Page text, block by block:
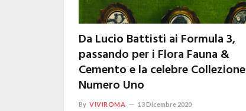
Da Lucio Battisti ai Formula 3,
passando per i Flora Fauna &
Cemento e la celebre Collezione
Numero Uno
By VIVIROMA 13 Dicembre 2020